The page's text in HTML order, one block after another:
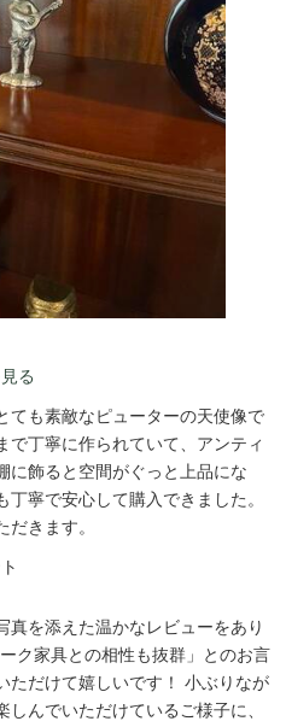
る
ても素敵なピューターの天使像で
で丁寧に作られていて、アンティ
に飾ると空間がぐっと上品にな
寧で安心して購入できました。
きます。
真を添えた温かなレビューをあり
ク家具との相性も抜群」とのお言
ただけて嬉しいです！ 小ぶりなが
んでいただけているご様子に、